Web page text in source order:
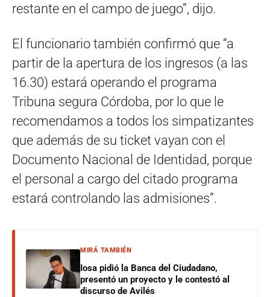
restante en el campo de juego”, dijo.
El funcionario también confirmó que “a
partir de la apertura de los ingresos (a las
16.30) estará operando el programa
Tribuna segura Córdoba, por lo que le
recomendamos a todos los simpatizantes
que además de su ticket vayan con el
Documento Nacional de Identidad, porque
el personal a cargo del citado programa
estará controlando las admisiones”.
MIRÁ TAMBIÉN
Iosa pidió la Banca del Ciudadano,
presentó un proyecto y le contestó al
discurso de Avilés